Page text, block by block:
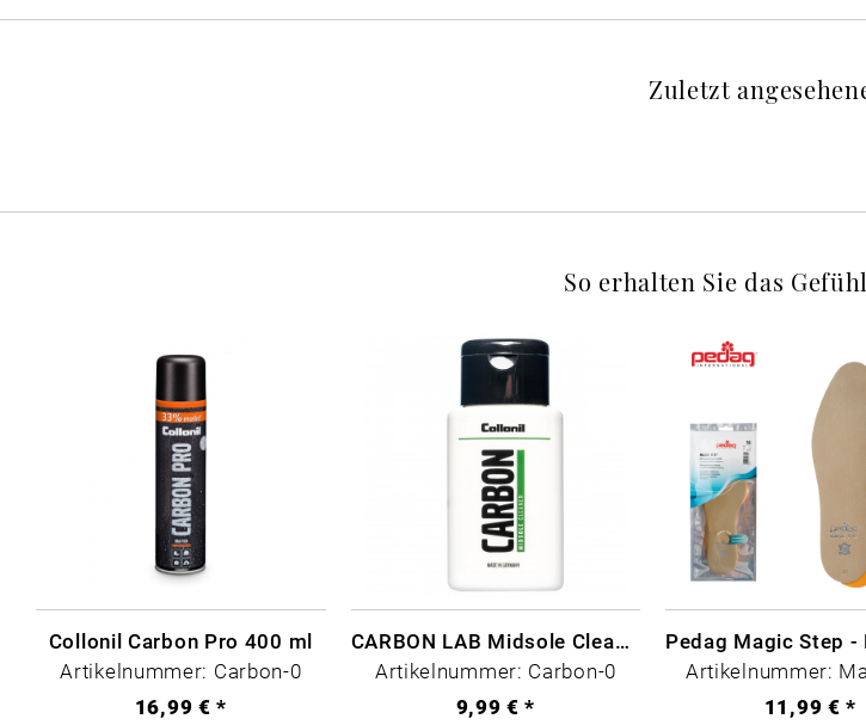
Zuletzt
So erhalten Sie das
Collonil Carbon Pro 400 ml
Artikelnummer: Carbon-0
16,99 € *
CARBON LAB Midsole Cleaner
Artikelnummer: Carbon-0
9,99 € *
Artikelnummer:
11,99 € *